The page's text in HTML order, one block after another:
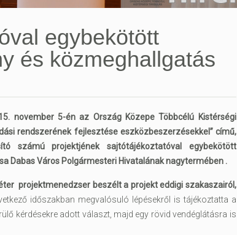
egybekötött
és közmeghallgatás
november 5-én az Ország Közepe Többcélú Kistérségi
rendszerének fejlesztése eszközbeszerzésekkel” című,
számú projektjének sajtótájékoztatóval egybekötött
Dabas Város Polgármesteri Hivatalának nagytermében .
projektmenedzser beszélt a projekt eddigi szakaszairól,
időszakban megvalósuló lépésekről is tájékoztatta a
kérdésekre adott választ, majd egy rövid vendéglátásra is